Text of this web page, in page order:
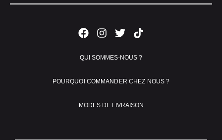
QUI SOMMES-NOUS ?
POURQUOI COMMANDER CHEZ NOUS ?
MODES DE LIVRAISON